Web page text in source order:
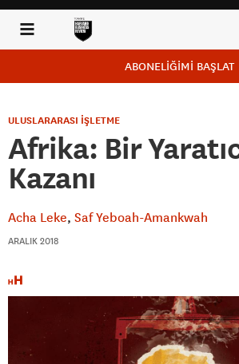
ABONELİĞİMİ BAŞLAT
ULUSLARARASI İŞLETME
Afrika: Bir
Kazanı
Acha Leke Saf Yeboah-Amankwah
ARALIK 2018